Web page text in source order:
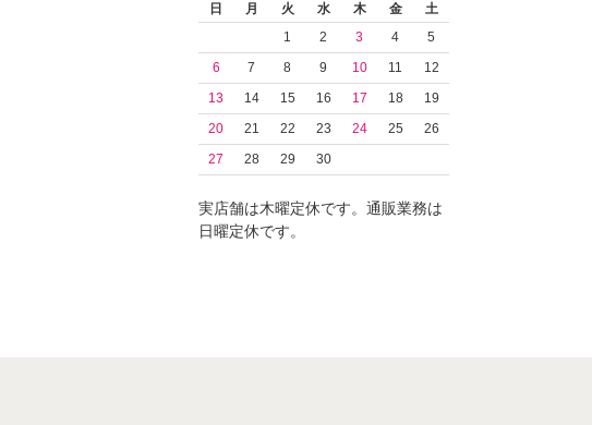
日
月 火 水 木 金
土
1
2 3 4
5
6
7 8 9 10 11
12
13
14 15 16 17 18
19
20
21 22 23 24 25
26
27
28 29 30
実店舗は木曜定休です。通販業務は
日曜定休です。